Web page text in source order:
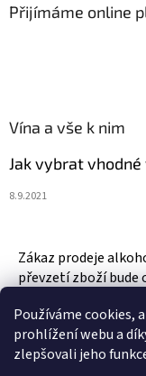
Používáme cookies,
prohlížení webu a
zlepšovali jeho
Přijímáme online
Vína a vše k nim
Jak vybrat vhodné
8.9.2021
Zákaz prodeje
převzetí zboží bude